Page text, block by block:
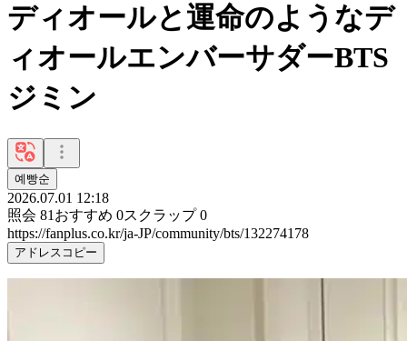
ディオールと運命のようなデ
ィオールエンバーサダーBTS
ジミン
예빵순
2026.07.01 12:18
照会 81 おすすめ 0スクラップ 0
https://fanplus.co.kr/ja-JP/community/bts/132274178
アドレスコピー